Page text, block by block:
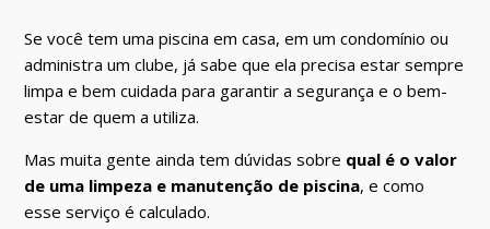
Se você tem uma piscina em casa, em um condomínio ou
administra um clube, já sabe que ela precisa estar sempre
limpa e bem cuidada para garantir a segurança e o bem-
estar de quem a utiliza.
Mas muita gente ainda tem dúvidas sobre qual é o valor
de uma limpeza e manutenção de piscina, e como
esse serviço é calculado.